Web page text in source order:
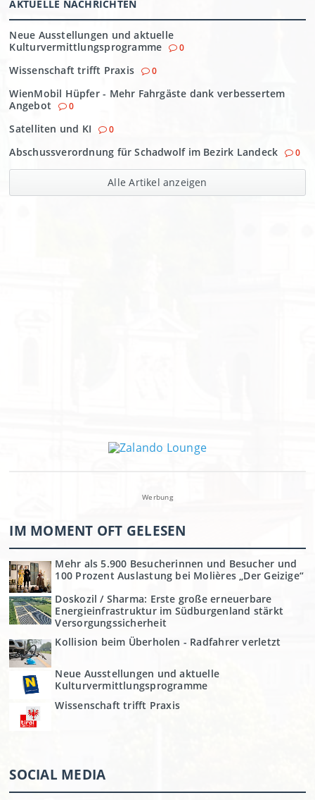
AKTUELLE NACHRICHTEN
Neue Ausstellungen und aktuelle
Kulturvermittlungsprogramme
0
Wissenschaft trifft Praxis 0
WienMobil Hüpfer - Mehr Fahrgäste dank verbessertem
Angebot
0
Satelliten und KI 0
Abschussverordnung für Schadwolf im Bezirk Landeck 0
Alle Artikel anzeigen
Werbung
IM MOMENT OFT GELESEN
Mehr als 5.900 Besucherinnen und Besucher und
100 Prozent Auslastung bei Molières „Der Geizige“
Doskozil / Sharma: Erste große erneuerbare
Energieinfrastruktur im Südburgenland stärkt
Versorgungssicherheit
Kollision beim Überholen - Radfahrer verletzt
Neue Ausstellungen und aktuelle
Kulturvermittlungsprogramme
Wissenschaft trifft Praxis
SOCIAL MEDIA